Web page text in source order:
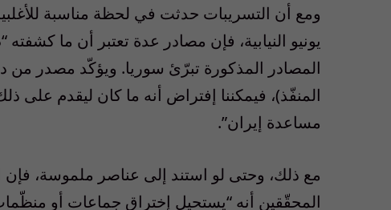
ومع أن التسريبات حدثت في لحظة مناسبة للأغلبية
يونيو النيابية، فإن مصادر عدة تعتبر أن ما
المصادر المذكورة تبرّئ سوريا. ويؤكّد مصدر من
المنفّذ)، فيمكننا إفتراض أنه ما كان ليقدم على
مساعدة إيران”.
مع ذلك، وحتى لو استند إلى عناصر ملموسة، فإن
المحقّقين أنه “يستحيل إختراق جماعات أو